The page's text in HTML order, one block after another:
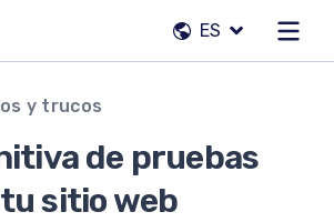
ES
Nuestro equipo
Contactos
Registradores
y trucos
de pruebas
sitio web